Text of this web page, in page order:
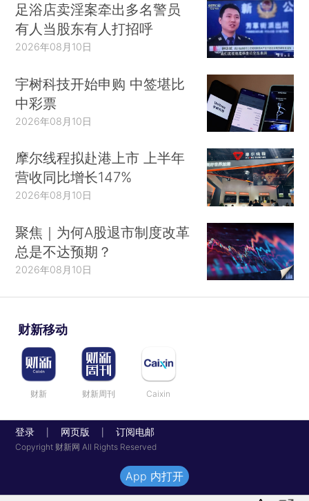
足浴店卖淫案牵出多名警员
有人当股东有人打招呼
2026年08月10日
宇树科技开始申购 中签堪比
中彩票
2026年08月10日
摩尔线程拟赴港上市 上半年
营收同比增长147%
2026年08月10日
聚焦｜为何A股退市制度改革
总是不达预期？
2026年08月10日
财新移动
财新 财新周刊 Caixin
登录 网页版 订阅电邮
Copyright 财新网 All Rights Reserved
App 内打开